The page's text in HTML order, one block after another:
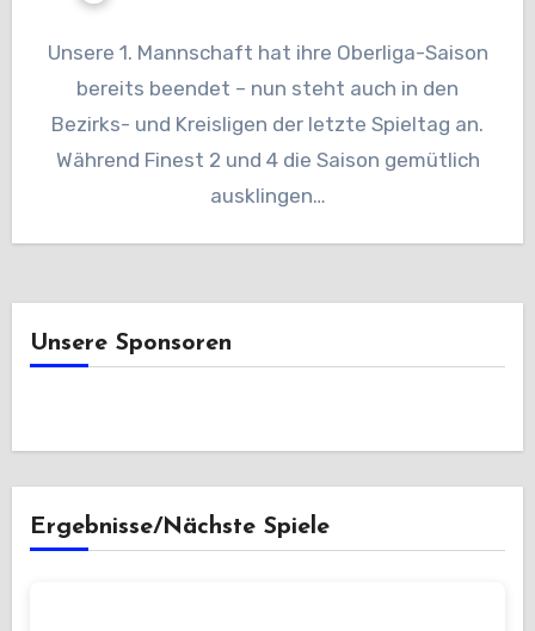
Unsere 1. Mannschaft hat ihre Oberliga-Saison
bereits beendet – nun steht auch in den
Bezirks- und Kreisligen der letzte Spieltag an.
Während Finest 2 und 4 die Saison gemütlich
ausklingen…
Unsere Sponsoren
Ergebnisse/Nächste Spiele